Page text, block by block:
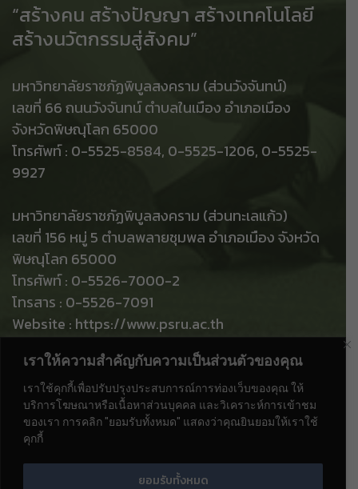
เราให้ความสำคัญกับความเป็นส่วนตัวของคุณ
เราใช้คุกกี้เพื่อปรับปรุงประสบการณ์การท่องเว็บของคุณ ให้
บริการโฆษณาหรือเนื้อหาส่วนบุคคล และวิเคราะห์การเข้าชม
ของเรา การคลิก "ยอมรับทั้งหมด" แสดงว่าคุณยินยอมให้เราใช้
คุกกี้
ยอมรับทั้งหมด
“สร้างคน สร้างปัญญา สร้างเทคโนโลยี
สร้างนวัตกรรมสู่สังคม”
มหาวิทยาลัยราชภัฏพิบูลสงคราม (ส่วนวังจันทน์)
เลขที่ 66 ถนนวังจันทน์ ตำบลในเมือง อำเภอเมือง
จังหวัดพิษณุโลก 65000
โทรศัพท์ : 0-5525-8584, 0-5525-1206, 0-5525-
9927
มหาวิทยาลัยราชภัฏพิบูลสงคราม (ส่วนทะเลแก้ว)
เลขที่ 156 หมู่ 5 ตำบลพลายชุมพล อำเภอเมือง จังหวัด
พิษณุโลก 65000
โทรศัพท์ : 0-5526-7000-2
โทรสาร : 0-5526-7091
Website : https://www.psru.ac.th
ท่านเป็นผู้เข้าชมลำดับที่